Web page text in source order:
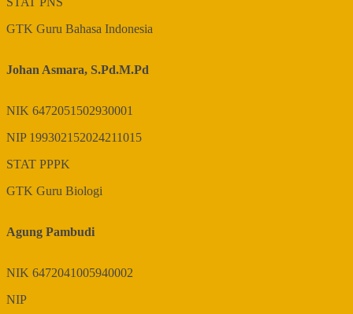
GTK Guru Bahasa Indonesia
Johan Asmara, S.Pd.M.Pd
NIK 6472051502930001
NIP 199302152024211015
STAT PPPK
GTK Guru Biologi
Agung Pambudi
NIK 6472041005940002
NIP